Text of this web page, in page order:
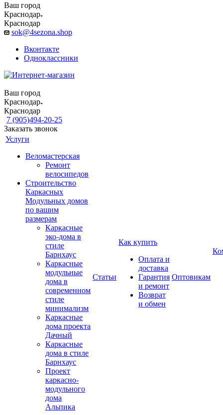
Ваш город
Краснодар
Краснодар
sok@4sezona.shop
Вконтакте
Одноклассники
Ваш город
Краснодар
Краснодар
7 (905)494-20-25
Заказать звонок
Услуги
Веломастерская
Ремонт
велосипедов
Строительство
Каркасных
Модульных домов
по вашим
размерам
Каркасные
эко-дома в
стиле
Барнхаус
Каркасные
модульные
дома в
современном
стиле
минимализм
Каркасные
дома проекта
Дачный
Каркасные
дома в стиле
Барнхаус
Проект
каркасно-
модульного
дома
Альпика
Статьи
Как купить
Оплата и
доставка
Гарантия
и ремонт
Возврат
и обмен
Оптовикам